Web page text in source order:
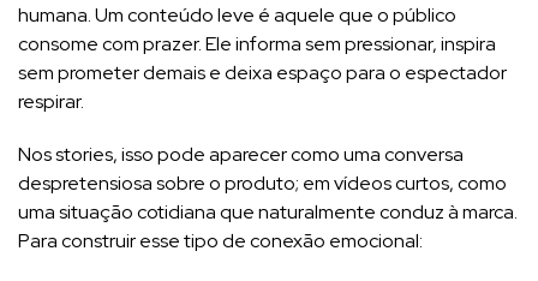
humana. Um conteúdo leve é aquele que o público
consome com prazer. Ele informa sem pressionar, inspira
sem prometer demais e deixa espaço para o espectador
respirar.
Nos stories, isso pode aparecer como uma conversa
despretensiosa sobre o produto; em vídeos curtos, como
uma situação cotidiana que naturalmente conduz à marca.
Para construir esse tipo de conexão emocional: